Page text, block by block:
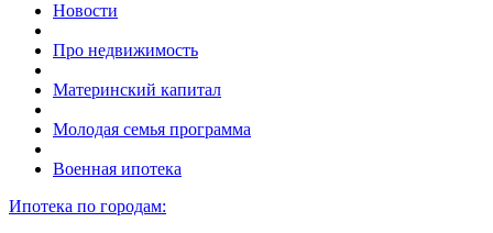
Новости
Про недвижимость
Материнский капитал
Молодая семья программа
Военная ипотека
Ипотека по городам: